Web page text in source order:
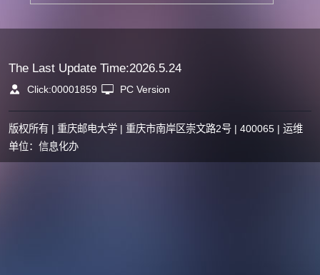
The Last Update Time:2026.5.24
Click:00001859 PC Version
版权所有 | 重庆邮电大学 | 重庆市南岸区崇文路2号 | 400065 | 运维
单位：信息化办